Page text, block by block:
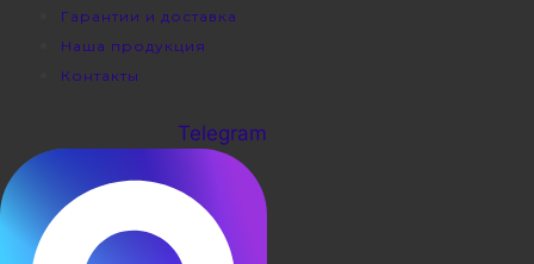
Гарантии и доставка
Наша продукция
Контакты
Telegram